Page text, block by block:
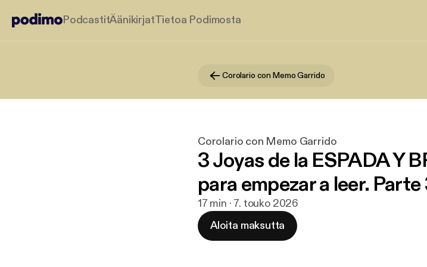
PodcastitÄänikirjatTietoa Podimosta
Corolario con Memo Garrido
Corolario con Memo Garrido
3 Joyas de la ESPADA Y
para empezar a leer. Parte
17 min · 7. touko 2026
Aloita maksutta